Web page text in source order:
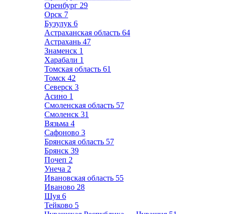
Оренбург 29
Орск 7
Бузулук 6
Астраханская область 64
Астрахань 47
Знаменск 1
Харабали 1
Томская область 61
Томск 42
Северск 3
Асино 1
Смоленская область 57
Смоленск 31
Вязьма 4
Сафоново 3
Брянская область 57
Брянск 39
Почеп 2
Унеча 2
Ивановская область 55
Иваново 28
Шуя 6
Тейково 5